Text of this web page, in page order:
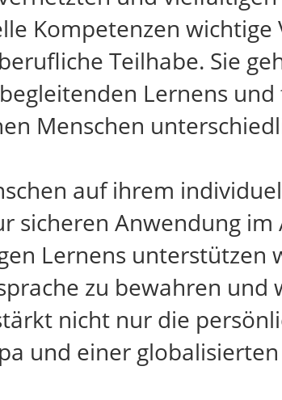
Kompetenzen wichtige
Teilhabe. Sie
Lernens
Menschen
auf ihrem
sicheren Anwendung
Lernens unterstützen
zu bewahren und
nicht nur die
und einer